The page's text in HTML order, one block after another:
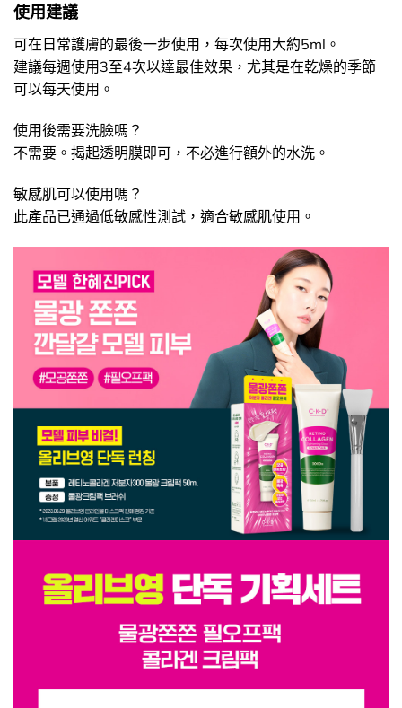
使用建議
可在日常護膚的最後一步使用，每次使用大約5ml。
建議每週使用3至4次以達最佳效果，尤其是在乾燥的季節
可以每天使用。
使用後需要洗臉嗎？
不需要。揭起透明膜即可，不必進行額外的水洗。
敏感肌可以使用嗎？
此產品已通過低敏感性測試，適合敏感肌使用。